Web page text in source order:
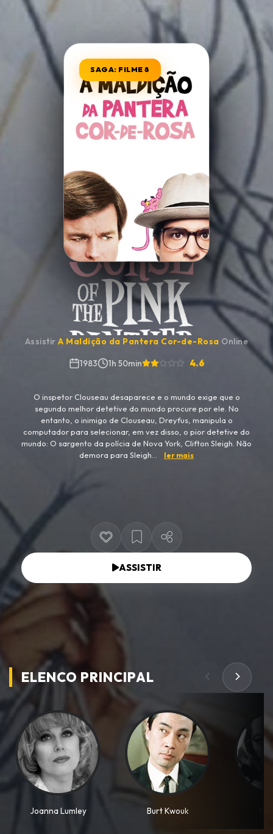
Minha Lista
Pesquisar
SAGA: FILME 8
AssistirA Maldição da Pantera Cor-de-Rosa Online
1983
1h 50min 4.6
O inspetor Clouseau desaparece e o mundo exige que o
segundo melhor detetive do mundo procure por ele. No
entanto, o inimigo de Clouseau, Dreyfus, manipula o
computador para selecionar, em vez disso, o pior detetive do
mundo: O sargento da polícia de Nova York, Clifton Sleigh. Não
demora para Sleigh...
ler mais
ASSISTIR
ELENCO PRINCIPAL
Joanna Lumley Burt Kwouk